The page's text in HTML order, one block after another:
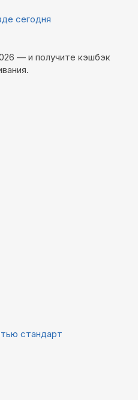
сегодня
— и получите кэшбэк
стандарт